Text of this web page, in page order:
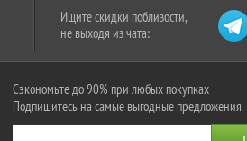
Ищите скидки поблизости,
не выходя из чата:
Сэкономьте до 90% при любых покупках
Подпишитесь на самые выгодные предложения